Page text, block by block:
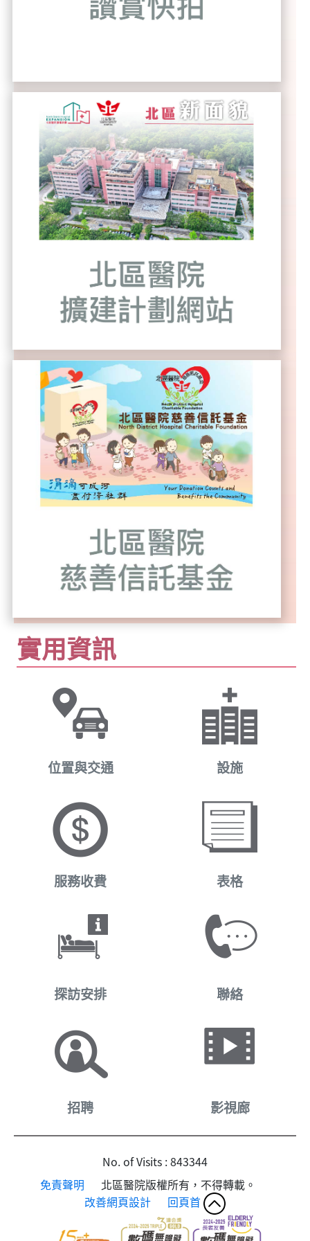
實用資訊
位置與交通 設施
服務收費 表格
探訪安排 聯絡
招聘 影視廊
No. of Visits : 843344
免責聲明 北區醫院版權所有，不得轉載。
改善網頁設計
回頁首